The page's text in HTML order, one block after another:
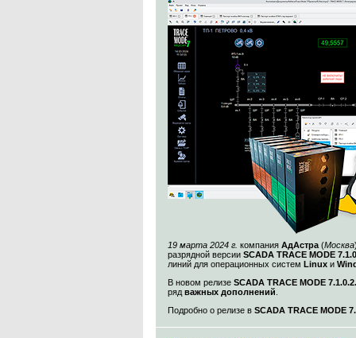
19 марта 2024 г. компания АдАстра (Москва
разрядной версии SCADA TRACE MODE
линий для операционных систем Linux и
В новом релизе SCADA TRACE MODE 7.1.0.2.
ряд важных дополнений
Подробно о релизе в SCADA TRACE MODE